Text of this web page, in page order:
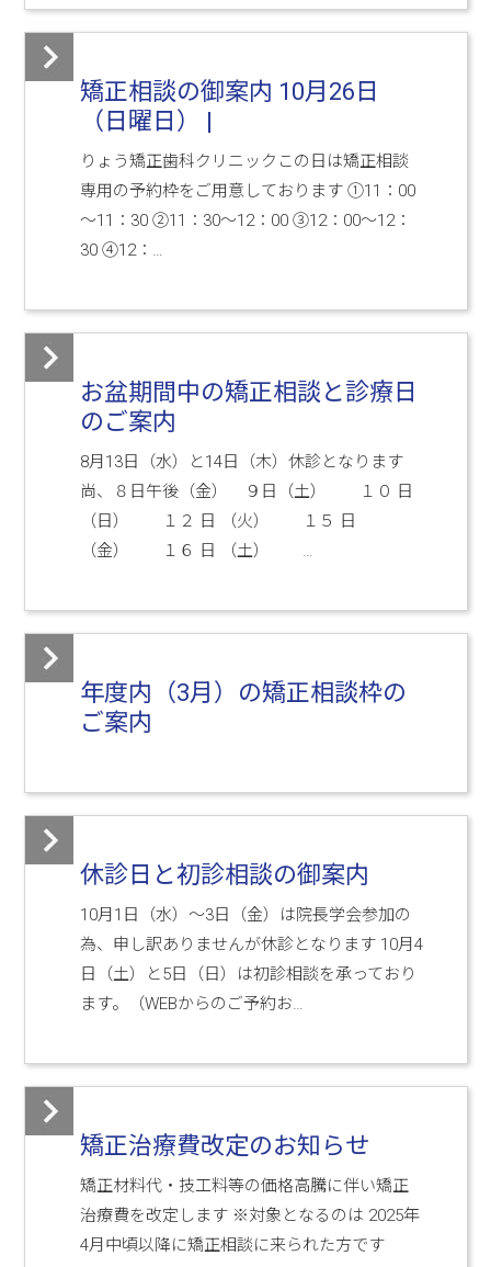
矯正相談の御案内 10月26日
（日曜日） |
りょう矯正歯科クリニックこの日は矯正相談
専用の予約枠をご用意しております ①11：00
～11：30 ②11：30～12：00 ③12：00～12：
30 ④12：…
お盆期間中の矯正相談と診療日
のご案内
8月13日（水）と14日（木）休診となります
尚、８日午後（金） ９日（土） １０ 日
（日） １２ 日 （火） １５ 日
（金） １６ 日 （土） …
年度内（3月）の矯正相談枠の
ご案内
休診日と初診相談の御案内
10月1日（水）～3日（金）は院長学会参加の
為、申し訳ありませんが休診となります 10月4
日（土）と5日（日）は初診相談を承っており
ます。（WEBからのご予約お…
矯正治療費改定のお知らせ
矯正材料代・技工料等の価格高騰に伴い矯正
治療費を改定します ※対象となるのは 2025年
4月中頃以降に矯正相談に来られた方です